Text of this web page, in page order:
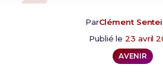
ParClément
Publié le 23 avril
AVENIR